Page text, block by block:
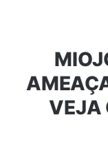
VEJA